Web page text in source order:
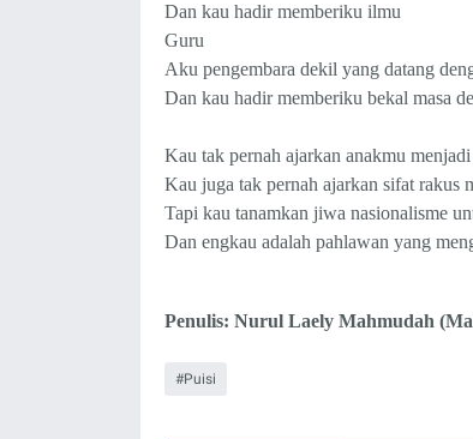
Dan kau hadir memberiku ilmu
Guru
Aku pengembara dekil yang datang
Dan kau hadir memberiku bekal masa
Kau tak pernah ajarkan anakmu
Kau juga tak pernah ajarkan sifat rakus
Tapi kau tanamkan jiwa nasionalisme
Dan engkau adalah pahlawan yang
Penulis: Nurul Laely Mahmudah
Puisi